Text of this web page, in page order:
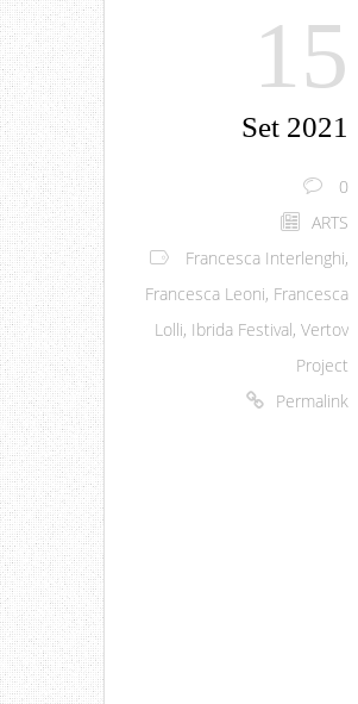
15
Set 2021
0
ARTS
Francesca Interlenghi,
Francesca Leoni, Francesca
Lolli, Ibrida Festival, Vertov
Project
Permalink